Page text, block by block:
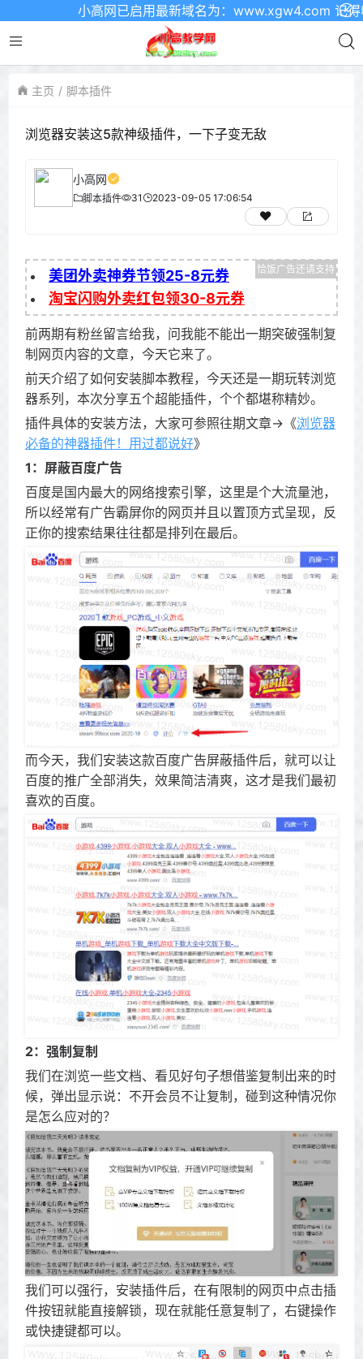
小高网已启用最新域名为：www.xgw4.com 记得收藏哦
主页 脚本插件
浏览器安装这5款神级插件，一下子变无敌
小高网
脚本插件 31 2023-09-05 17:06:54
美团外卖神券节领25-8元券
淘宝闪购外卖红包领30-8元券
前两期有粉丝留言给我，问我能不能出一期突破强制复
制网页内容的文章，今天它来了。
前天介绍了如何安装脚本教程，今天还是一期玩转浏览
器系列，本次分享五个超能插件，个个都堪称精妙。
插件具体的安装方法，大家可参照往期文章→《浏览器
必备的神器插件！用过都说好》
1：屏蔽百度广告
百度是国内最大的网络搜索引擎，这里是个大流量池，
所以经常有广告霸屏你的网页并且以置顶方式呈现，反
正你的搜索结果往往都是排列在最后。
而今天，我们安装这款百度广告屏蔽插件后，就可以让
百度的推广全部消失，效果简洁清爽，这才是我们最初
喜欢的百度。
2：强制复制
我们在浏览一些文档、看见好句子想借鉴复制出来的时
候，弹出显示说：不开会员不让复制，碰到这种情况你
是怎么应对的？
我们可以强行，安装插件后，在有限制的网页中点击插
件按钮就能直接解锁，现在就能任意复制了，右键操作
或快捷键都可以。